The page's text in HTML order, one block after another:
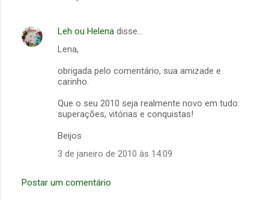
Leh ou Helena disse…
Lena,
obrigada pelo comentário, sua amizade e
carinho.
Que o seu 2010 seja realmente novo em tudo:
superações, vitórias e conquistas!
Beijos
3 de janeiro de 2010 às 14:09
Postar um comentário